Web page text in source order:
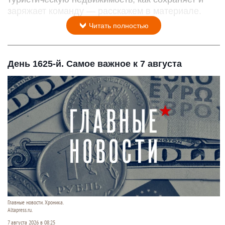
заряжает команду — расскажем в материале.
Читать полностью
День 1625-й. Самое важное к 7 августа
Главные новости. Хроника.
Altapress.ru.
7 августа 2026 в 08:25